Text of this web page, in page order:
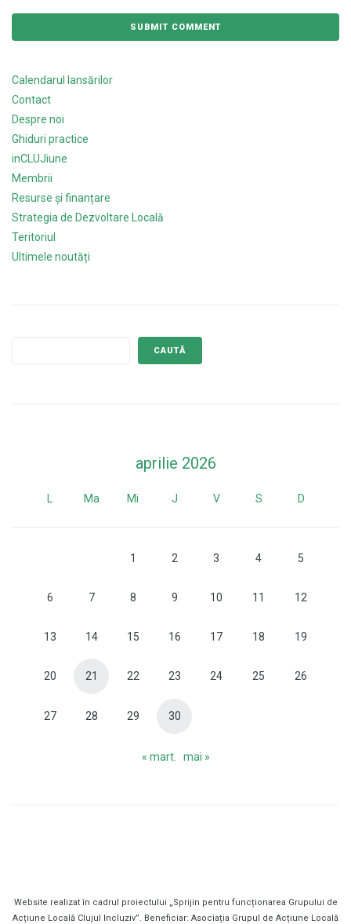
Calendarul lansărilor
Contact
Despre noi
Ghiduri practice
inCLUJiune
Membrii
Resurse și finanțare
Strategia de Dezvoltare Locală
Teritoriul
Ultimele noutăți
CAUTĂ
aprilie 2026
Ma Mi J V S D
1 2 3 4 5
6 7 8 9 10 11 12
13 14 15 16 17 18 19
20 21 22 23 24 25 26
27 28 29 30
« mart. mai »
Website realizat în cadrul proiectului „Sprijin pentru funcționarea Grupului de
Acțiune Locală Clujul Incluziv”. Beneficiar: Asociația Grupul de Acțiune Locală